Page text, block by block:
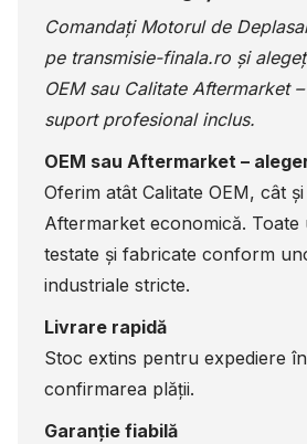
Comandați Motorul de
pe transmisie-finala.ro și
OEM sau Calitate Aftermarket
suport profesional inclus.
OEM sau Aftermarket –
Oferim atât Calitate OEM, cât și
Aftermarket economică. Toate
testate și fabricate conform
industriale stricte.
Livrare rapidă
Stoc extins pentru expediere
confirmarea plății.
Garanție fiabilă